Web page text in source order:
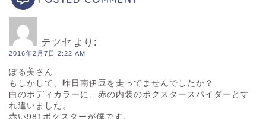
テツヤ より:
2016年2月7日 2:22 AM
ぽる美さん
もしかして、昨日南伊豆を走ってませんでしたか？
白のボディカラーに、赤の内装のボクスタースパイダーとす
れ違いました。
赤い981ボクスターが僕です。